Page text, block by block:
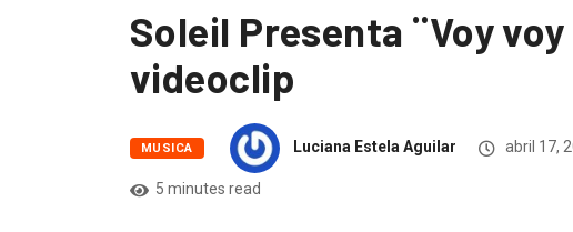
Soleil Presenta ¨Voy
videoclip
MUSICA Luciana Estela Aguilar abril 17,
5 minutes read